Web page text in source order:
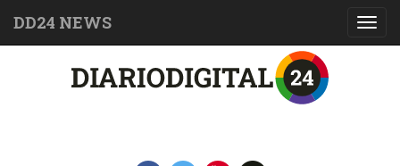
DD24 NEWS